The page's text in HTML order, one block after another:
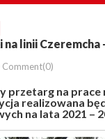
linii Czeremcha
Comment(0)
przetarg na
realizowana
na lata 2021 –